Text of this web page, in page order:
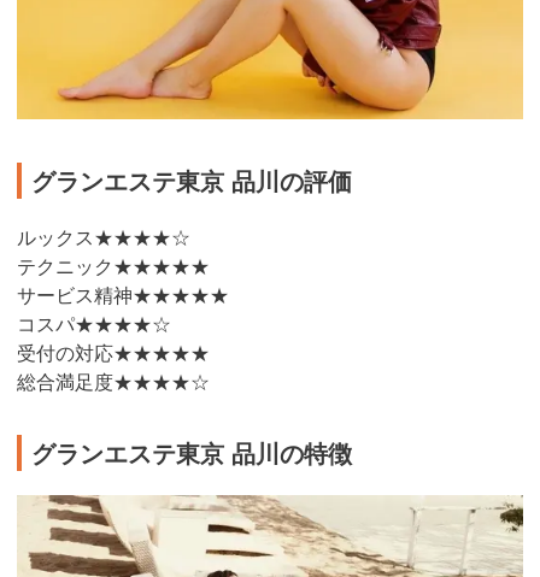
グランエステ東京 品川の評価
ルックス★★★★☆
テクニック★★★★★
サービス精神★★★★★
コスパ★★★★☆
受付の対応★★★★★
総合満足度★★★★☆
グランエステ東京 品川の特徴